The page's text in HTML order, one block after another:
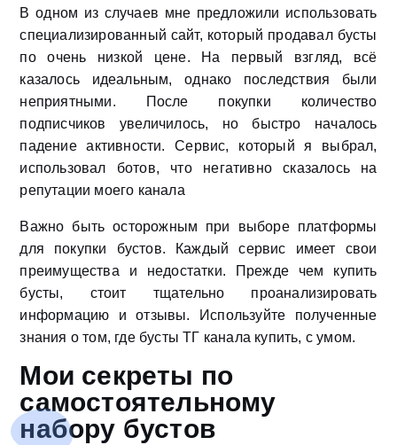
В одном из случаев мне предложили использовать
специализированный сайт, который продавал бусты
по очень низкой цене. На первый взгляд, всё
казалось идеальным, однако последствия были
неприятными. После покупки количество
подписчиков увеличилось, но быстро началось
падение активности. Сервис, который я выбрал,
использовал ботов, что негативно сказалось на
репутации моего канала
Важно быть осторожным при выборе платформы
для покупки бустов. Каждый сервис имеет свои
преимущества и недостатки. Прежде чем купить
бусты, стоит тщательно проанализировать
информацию и отзывы. Используйте полученные
знания о том, где бусты ТГ канала купить, с умом.
Мои секреты по
самостоятельному
набору бустов